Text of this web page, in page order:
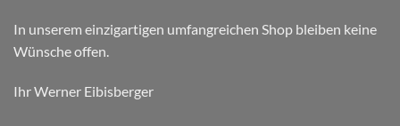
In unserem einzigartigen umfangreichen Shop bleiben keine
Wünsche offen.
Ihr Werner Eibisberger